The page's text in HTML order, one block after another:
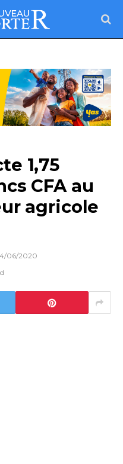
1,75
CFA au
agricole
06/2020